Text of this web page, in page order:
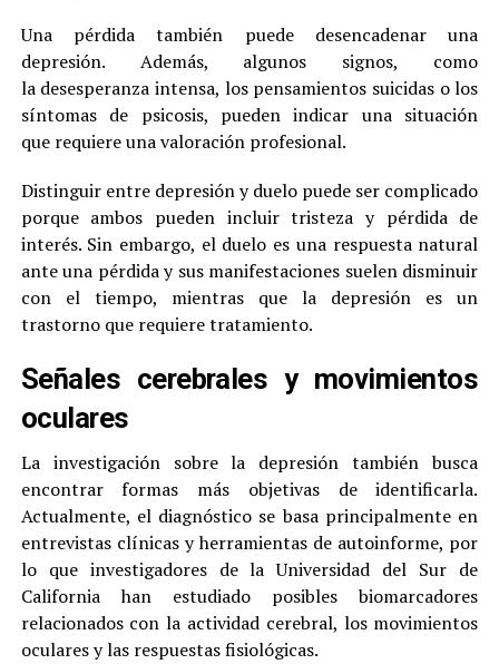
Una pérdida también puede desencadenar una
depresión. Además, algunos signos, como
la desesperanza intensa, los pensamientos suicidas o los
síntomas de psicosis, pueden indicar una situación
que requiere una valoración profesional.
Distinguir entre depresión y duelo puede ser complicado
porque ambos pueden incluir tristeza y pérdida de
interés. Sin embargo, el duelo es una respuesta natural
ante una pérdida y sus manifestaciones suelen disminuir
con el tiempo, mientras que la depresión es un
trastorno que requiere tratamiento.
Señales cerebrales y movimientos
oculares
La investigación sobre la depresión también busca
encontrar formas más objetivas de identificarla.
Actualmente, el diagnóstico se basa principalmente en
entrevistas clínicas y herramientas de autoinforme, por
lo que investigadores de la Universidad del Sur de
California han estudiado posibles biomarcadores
relacionados con la actividad cerebral, los movimientos
oculares y las respuestas fisiológicas.